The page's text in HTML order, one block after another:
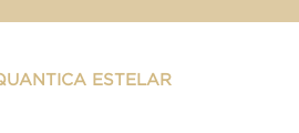
ESTELAR